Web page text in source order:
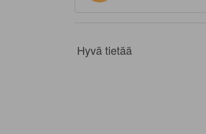
Hyvä tietää